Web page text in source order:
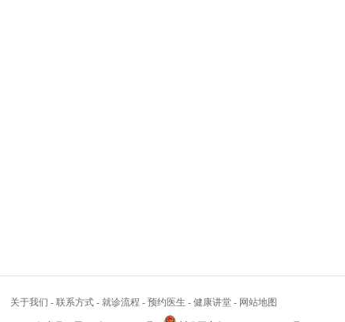
关于我们 - 联系方式 - 就诊流程 - 预约医生 - 健康讲堂 - 网站地图